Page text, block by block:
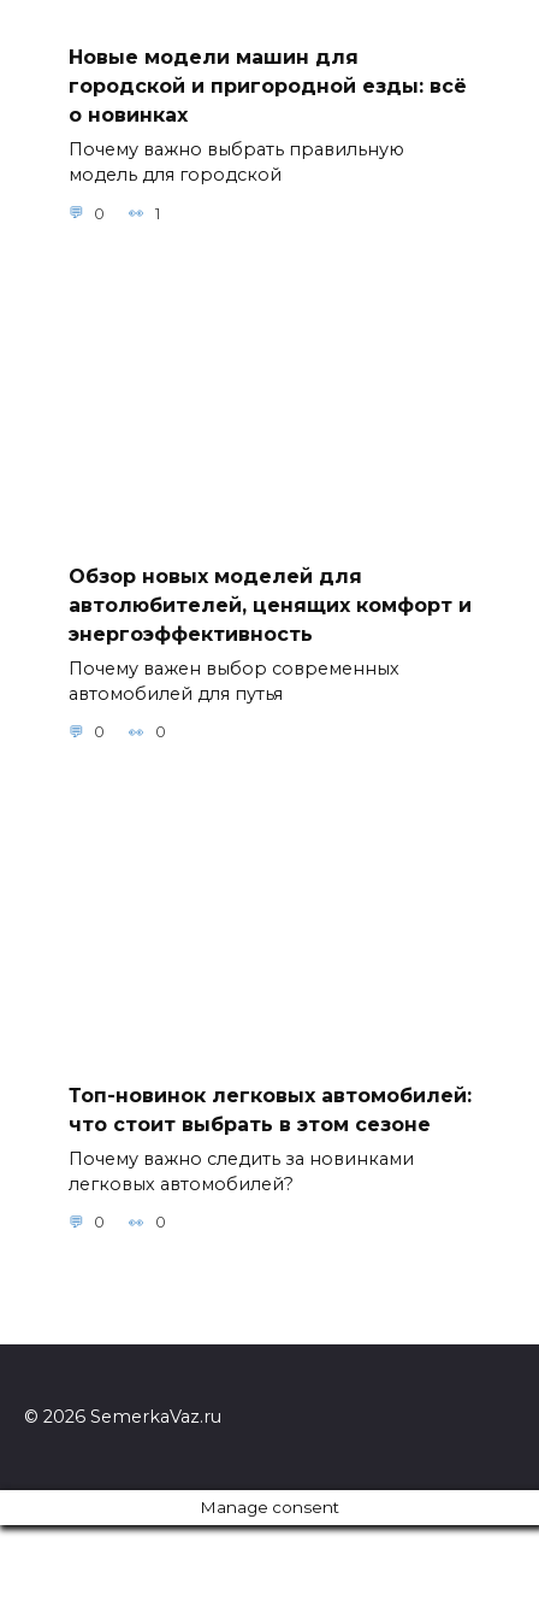
Новые модели машин для
городской и пригородной езды: всё
о новинках
Почему важно выбрать правильную
модель для городской
0 1
Обзор новых моделей для
автолюбителей, ценящих комфорт и
энергоэффективность
Почему важен выбор современных
автомобилей для путья
0 0
Топ-новинок легковых автомобилей:
что стоит выбрать в этом сезоне
Почему важно следить за новинками
легковых автомобилей?
0 0
© 2026 SemerkaVaz.ru
Manage consent